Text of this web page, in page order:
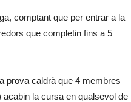
comptant que per entrar a la
que completin fins a 5
prova caldrà que 4 membres
acabin la cursa en qualsevol de